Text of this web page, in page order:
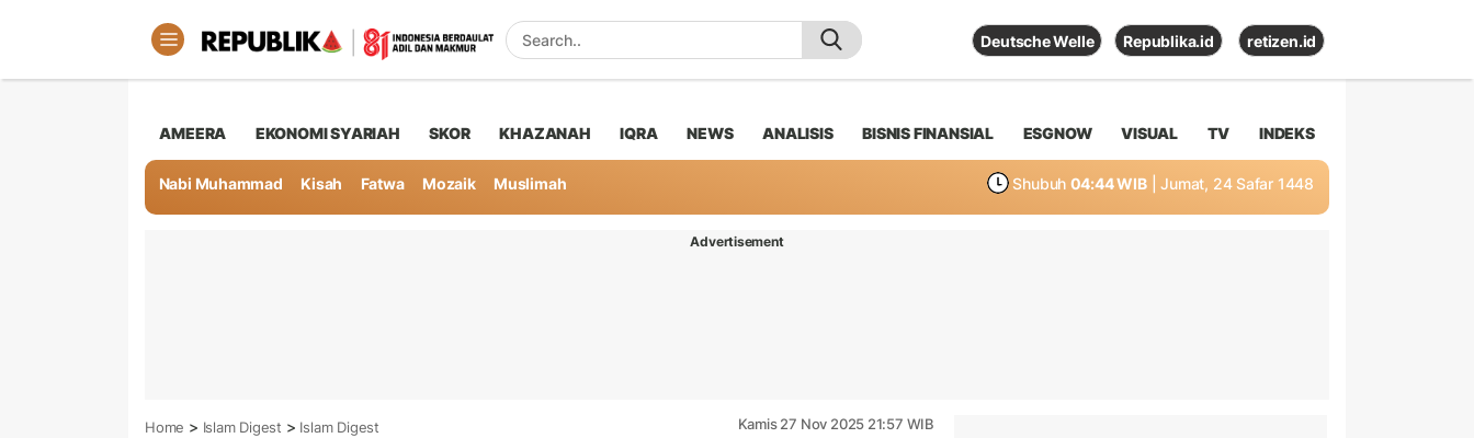
Deutsche Welle Republika.id retizen.id
AMEERA EKONOMI SYARIAH SKOR KHAZANAH IQRA NEWS ANALISIS BISNIS FINANSIAL ESGNOW VISUAL TV INDEKS
Nabi Muhammad Kisah Fatwa Mozaik Muslimah Shubuh 04:44 WIB | Jumat, 24 Safar 1448
Advertisement
Home > Islam Digest > Islam Digest Kamis 27 Nov 2025 21:57 WIB